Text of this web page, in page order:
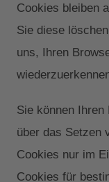
Cookies bleiben
Sie diese
uns, Ihren
Sie können
über das Setzen
Cookies nur im
Cookies für